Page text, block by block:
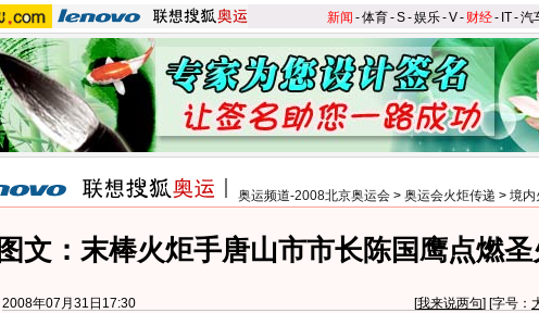
新闻 -体育-S-娱乐-V- 财经- IT-汽
奥运频道-2008北京奥运会 > 奥运会火炬传递 > 境内
图文：末棒火炬手唐山市市长陈国鹰点燃
2008年07月31日17:30 [我来说两句] [字号：